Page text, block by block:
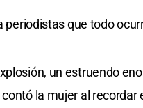
periodistas que todo
un estruendo
contó la mujer al